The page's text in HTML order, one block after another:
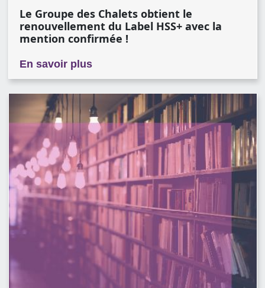
Le Groupe des Chalets obtient le
renouvellement du Label HSS+ avec la
mention confirmée !
En savoir plussur Le Groupe des Chalets